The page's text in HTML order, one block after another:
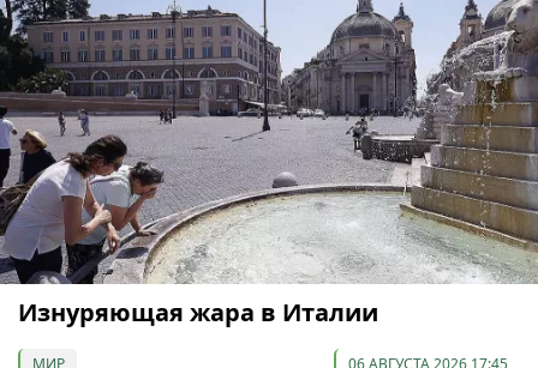
Изнуряющая жара в Италии